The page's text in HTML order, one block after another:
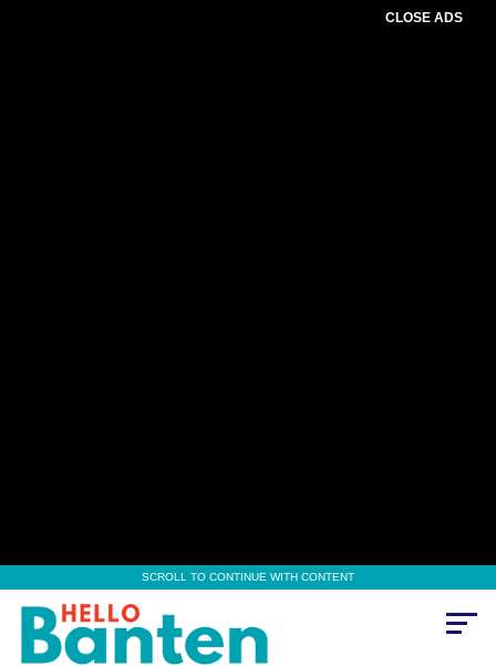
CLOSE ADS
SCROLL TO CONTINUE WITH CONTENT